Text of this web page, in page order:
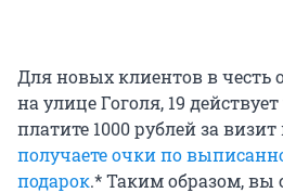
Для новых клиентов в честь
на улице Гоголя, 19
платите 1000 рублей за
получаете очки по
подарок.* Таким образом, вы